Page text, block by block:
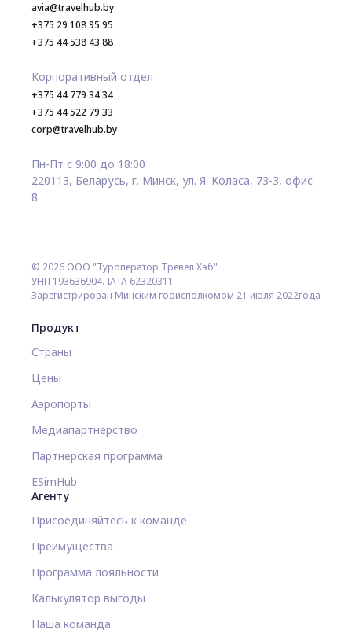
avia@travelhub.by
+375 29 108 95 95
+375 44 538 43 88
Корпоративный отдел
+375 44 779 34 34
+375 44 522 79 33
corp@travelhub.by
Пн-Пт с 9:00 до 18:00
220113, Беларусь, г. Минск, ул. Я. Коласа, 73-3, офис
8
© 2026 ООО "Туроператор Тревел Хэб"
УНП 193636904. IATA 62320311
Зарегистрирован Минским горисполкомом 21 июля 2022года
Продукт
Страны
Цены
Аэропорты
Медиапартнерство
Партнерская программа
ESimHub
Агенту
Присоединяйтесь к команде
Преимущества
Программа лояльности
Калькулятор выгоды
Наша команда